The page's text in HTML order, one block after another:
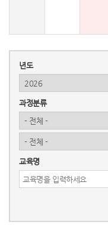
년도
과정분류
교육명